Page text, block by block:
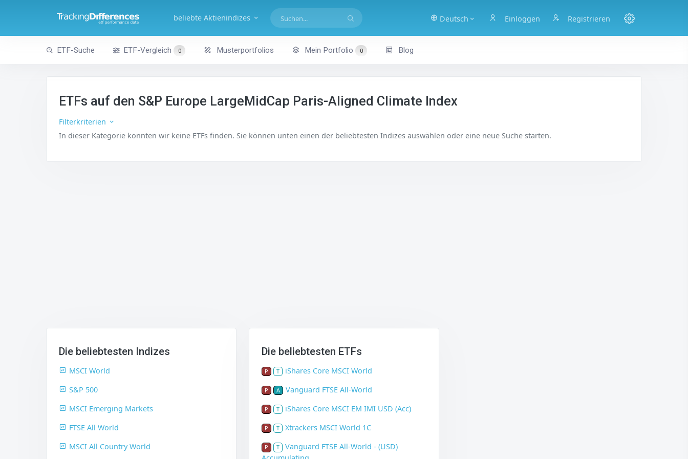
Deutsch Einloggen Registrieren
beliebte Aktienindizes
ETF-Suche ETF-Vergleich 0 Musterportfolios Mein Portfolio 0 Blog
ETFs auf den S&P Europe LargeMidCap Paris-Aligned Climate Index
Filterkriterien
In dieser Kategorie konnten wir keine ETFs finden. Sie können unten einen der beliebtesten Indizes auswählen oder eine neue Suche starten.
Die beliebtesten Indizes
MSCI World
S&P 500
MSCI Emerging Markets
FTSE All World
MSCI All Country World
Die beliebtesten ETFs
P T iShares Core MSCI World
P A Vanguard FTSE All-World
P T iShares Core MSCI EM IMI USD (Acc)
P T Xtrackers MSCI World 1C
P T
Vanguard FTSE All-World - (USD)